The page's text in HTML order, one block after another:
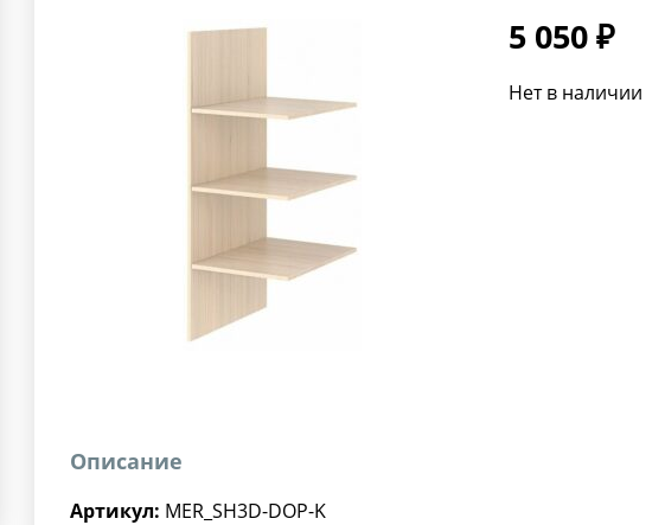
5 050 ₽
Нет в наличии
Описание
Артикул: MER_SH3D-DOP-K